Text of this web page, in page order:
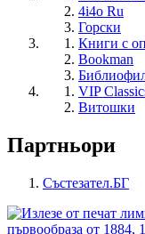
4i4o Ru
Горски
Книги с
Bookman
VIP
Витошки
Партньори
Състезател.БГ